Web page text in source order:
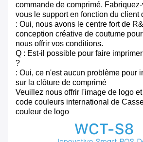
commande de comprimé.
vous le support en fonction du client
: Oui, nous avons le centre fort de
conception créative de coutume
nous offrir vos conditions.
Q : Est-il possible pour faire
?
: Oui, ce n'est aucun problème pour
sur la clôture de comprimé
Veuillez nous offrir l'image de logo
code couleurs international de
couleur de logo